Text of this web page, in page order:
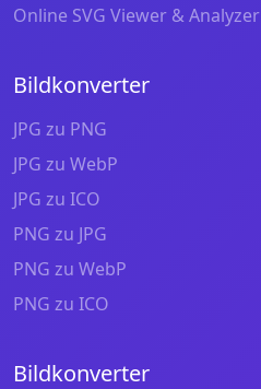
Online SVG Viewer & Analyzer
Bildkonverter
JPG zu PNG
JPG zu WebP
JPG zu ICO
PNG zu JPG
PNG zu WebP
PNG zu ICO
Bildkonverter